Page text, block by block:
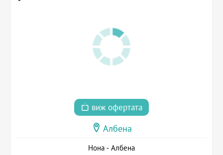
виж офертата
Албена
Нона - Албена